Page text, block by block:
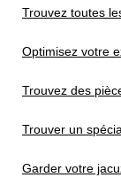
Trouvez toutes
Optimisez votre
Trouvez des
Trouver un
Garder votre